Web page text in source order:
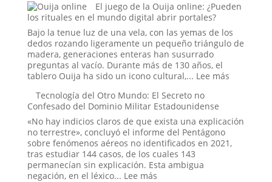
caso
del
abducido
de
Amaicha:
¿Un
viaje
las
estrellas
o
un
trauma
reprimido?
El juego de la Ouija online: ¿Pueden
los rituales en el mundo digital abrir portales?
Bajo la tenue luz de una vela, con las yemas de los
dedos rozando ligeramente un pequeño triángulo de
madera, generaciones enteras han susurrado
preguntas al vacío. Durante más de 130 años, el
tablero Ouija ha sido un icono cultural,... Lee más:
la
Tecnología del Otro Mundo: El Secreto no
Confesado del Dominio Militar Estadounidense
«No hay indicios claros de que exista una explicación
no terrestre», concluyó el informe del Pentágono
sobre fenómenos aéreos no identificados en 2021,
tras estudiar 144 casos, de los cuales 143
permanecían sin explicación. Esta ambigua
negación, en el léxico... Lee más: